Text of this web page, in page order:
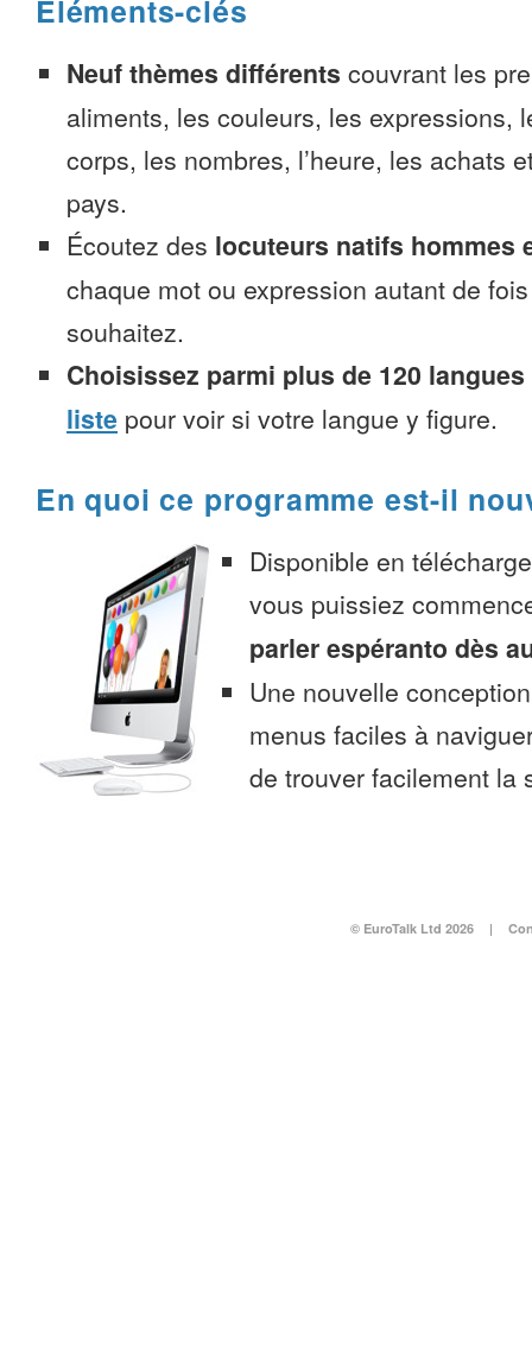
Éléments-clés
Neuf thèmes différents couvrant les
aliments, les couleurs, les expressions,
corps, les nombres, l’heure, les achats
pays.
Écoutez des locuteurs natifs hommes
chaque mot ou expression autant de
souhaitez.
Choisissez parmi plus de 120 langues
liste pour voir si votre langue y figure.
En quoi ce programme est-il
Disponible en
vous puissiez
parler espéranto dès
Une nouvelle
menus faciles à
de trouver facilement la
© EuroTalk Ltd 2026 |